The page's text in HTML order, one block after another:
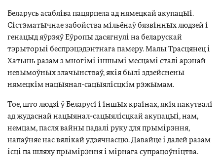
Беларусь асабліва пацярпела ад нямецкай акупацыі.
Сістэматычнае забойства мільёнаў бязвінных людзей і
генацыд яўрэяў Еўропы дасягнулі на беларускай
тэрыторыі беспрэцэдэнтнага памеру. Малы Трасцянец і
Хатынь разам з многімі іншымі месцамі сталі арэнай
невымоўных злачынстваў, якія былі здзейснены
нямецкім нацыянал-сацыялісцкім рэжымам.
Тое, што людзі ў Беларусі і іншых краінах, якія пакутвалі
ад жудаснай нацыянал-сацыялісцкай акупацыі, нам,
немцам, пасля вайны падалі руку для прымірэння,
напаўняе нас вялікай удзячнасцю. Давайце і далей разам
ісці па шляху прымірэння і мірнага супрацоўніцтва.